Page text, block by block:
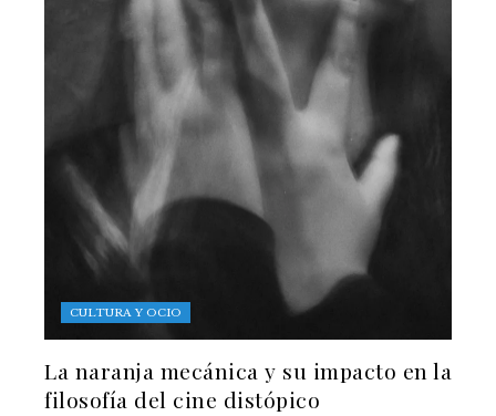
CULTURA Y OCIO
La naranja mecánica y su impacto en la
filosofía del cine distópico